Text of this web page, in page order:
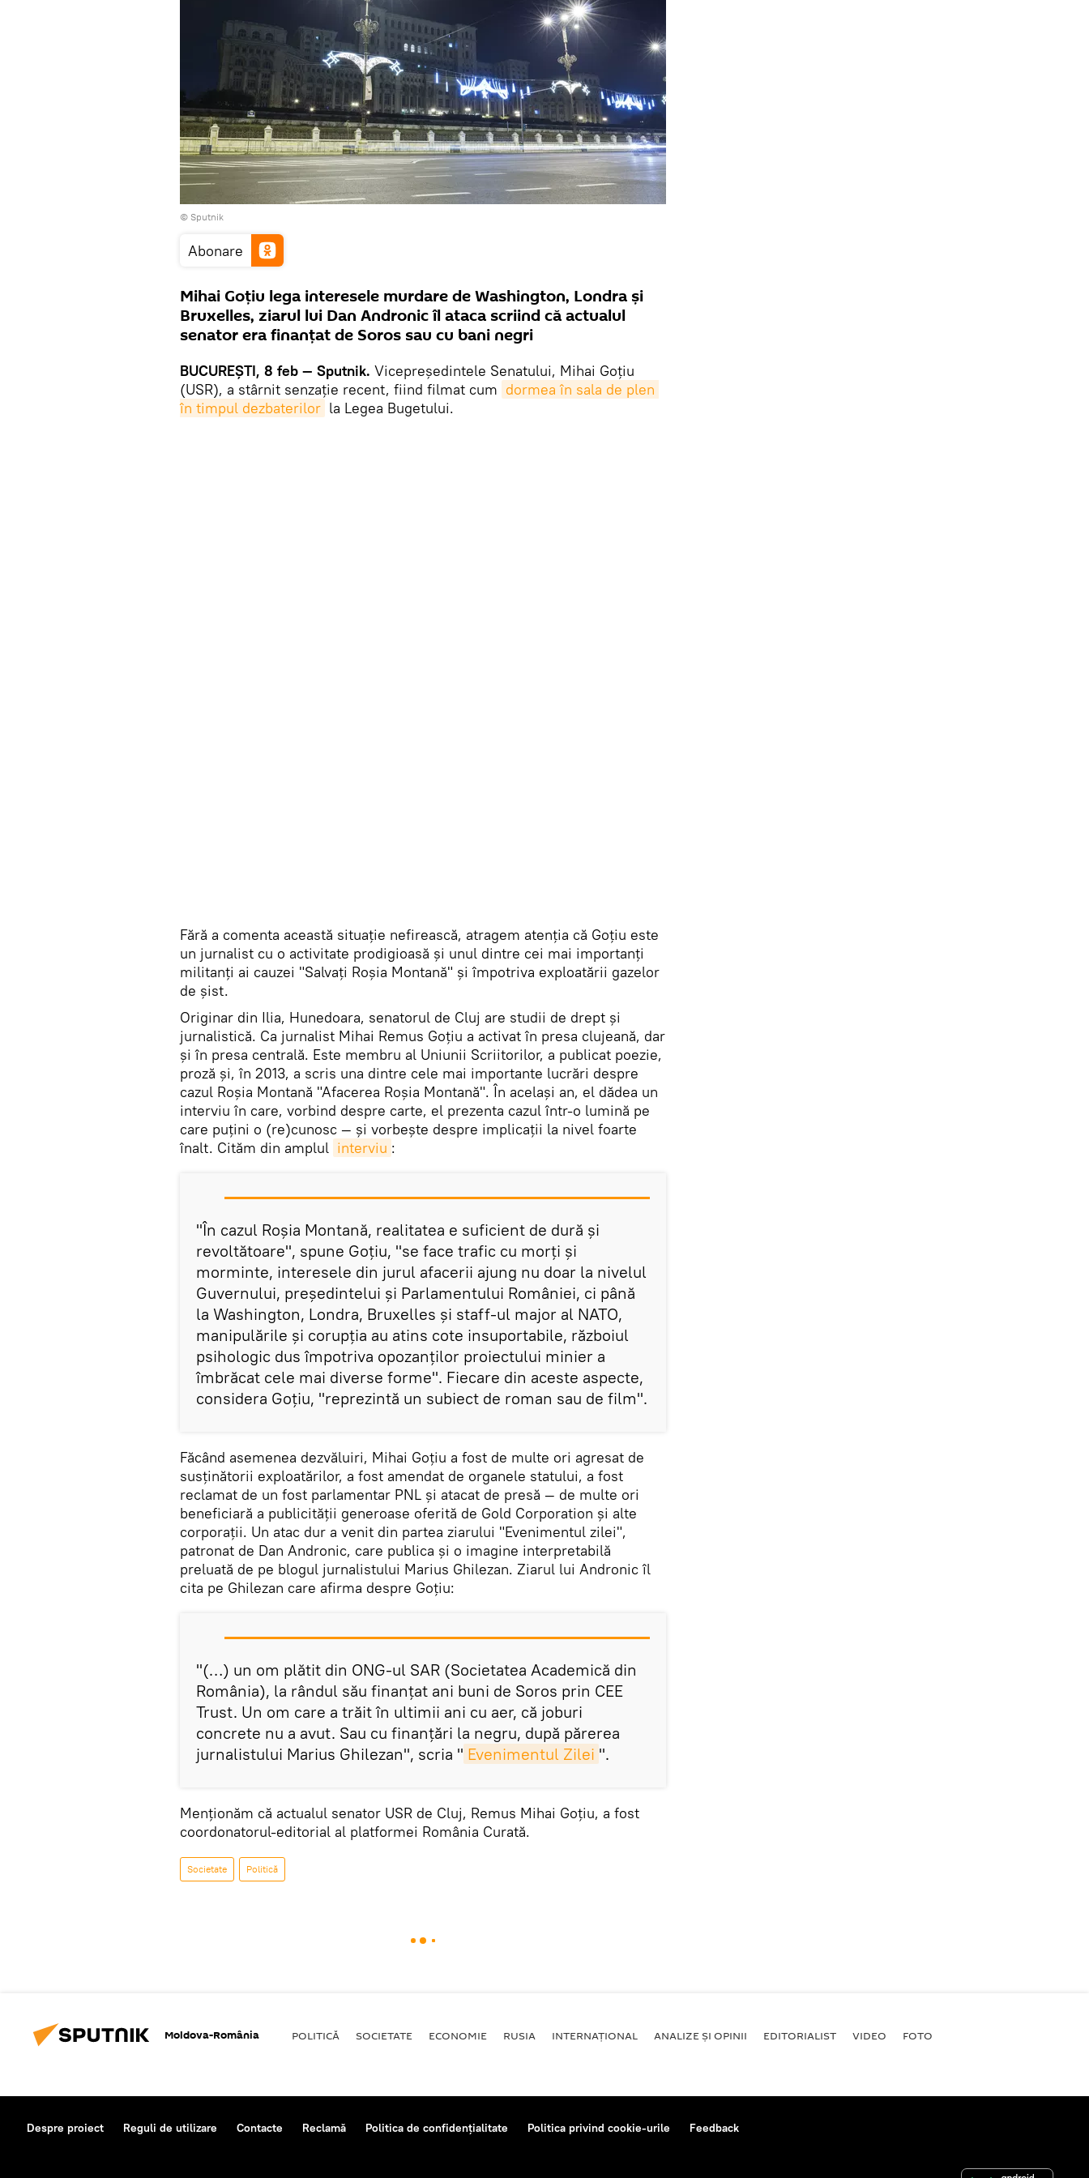
© Sputnik
Abonare
Mihai Goțiu lega interesele murdare de Washington, Londra și
Bruxelles, ziarul lui Dan Andronic îl ataca scriind că actualul
senator era finanțat de Soros sau cu bani negri
BUCUREȘTI, 8 feb — Sputnik. Vicepreședintele Senatului, Mihai Goțiu
(USR), a stârnit senzație recent, fiind filmat cum dormea în sala de plen
în timpul dezbaterilor la Legea Bugetului.
Fără a comenta această situație nefirească, atragem atenția că Goțiu este
un jurnalist cu o activitate prodigioasă și unul dintre cei mai importanți
militanți ai cauzei "Salvați Roșia Montană" și împotriva exploatării gazelor
de șist.
Originar din Ilia, Hunedoara, senatorul de Cluj are studii de drept și
jurnalistică. Ca jurnalist Mihai Remus Goțiu a activat în presa clujeană, dar
și în presa centrală. Este membru al Uniunii Scriitorilor, a publicat poezie,
proză și, în 2013, a scris una dintre cele mai importante lucrări despre
cazul Roșia Montană "Afacerea Roșia Montană". În același an, el dădea un
interviu în care, vorbind despre carte, el prezenta cazul într-o lumină pe
care puțini o (re)cunosc — și vorbește despre implicații la nivel foarte
înalt. Cităm din amplul interviu :
"În cazul Roşia Montană, realitatea e suficient de dură şi
revoltătoare", spune Goțiu, "se face trafic cu morţi şi
morminte, interesele din jurul afacerii ajung nu doar la nivelul
Guvernului, preşedintelui şi Parlamentului României, ci până
la Washington, Londra, Bruxelles şi staff-ul major al NATO,
manipulările şi corupţia au atins cote insuportabile, războiul
psihologic dus împotriva opozanţilor proiectului minier a
îmbrăcat cele mai diverse forme". Fiecare din aceste aspecte,
considera Goțiu, "reprezintă un subiect de roman sau de film".
Făcând asemenea dezvăluiri, Mihai Goțiu a fost de multe ori agresat de
susținătorii exploatărilor, a fost amendat de organele statului, a fost
reclamat de un fost parlamentar PNL și atacat de presă — de multe ori
beneficiară a publicității generoase oferită de Gold Corporation și alte
corporații. Un atac dur a venit din partea ziarului "Evenimentul zilei",
patronat de Dan Andronic, care publica și o imagine interpretabilă
preluată de pe blogul jurnalistului Marius Ghilezan. Ziarul lui Andronic îl
cita pe Ghilezan care afirma despre Goțiu:
"(…) un om plătit din ONG-ul SAR (Societatea Academică din
România), la rândul său finanțat ani buni de Soros prin CEE
Trust. Un om care a trăit în ultimii ani cu aer, că joburi
concrete nu a avut. Sau cu finanțări la negru, după părerea
jurnalistului Marius Ghilezan", scria " Evenimentul Zilei ".
Menționăm că actualul senator USR de Cluj, Remus Mihai Goțiu, a fost
coordonatorul-editorial al platformei România Curată.
Societate Politică
Moldova-România POLITICĂ SOCIETATE ECONOMIE RUSIA INTERNAŢIONAL ANALIZE ȘI OPINII EDITORIALIST VIDEO FOTO
Despre proiect Reguli de utilizare Contacte Reclamă Politica de confidențialitate Politica privind cookie-urile Feedback